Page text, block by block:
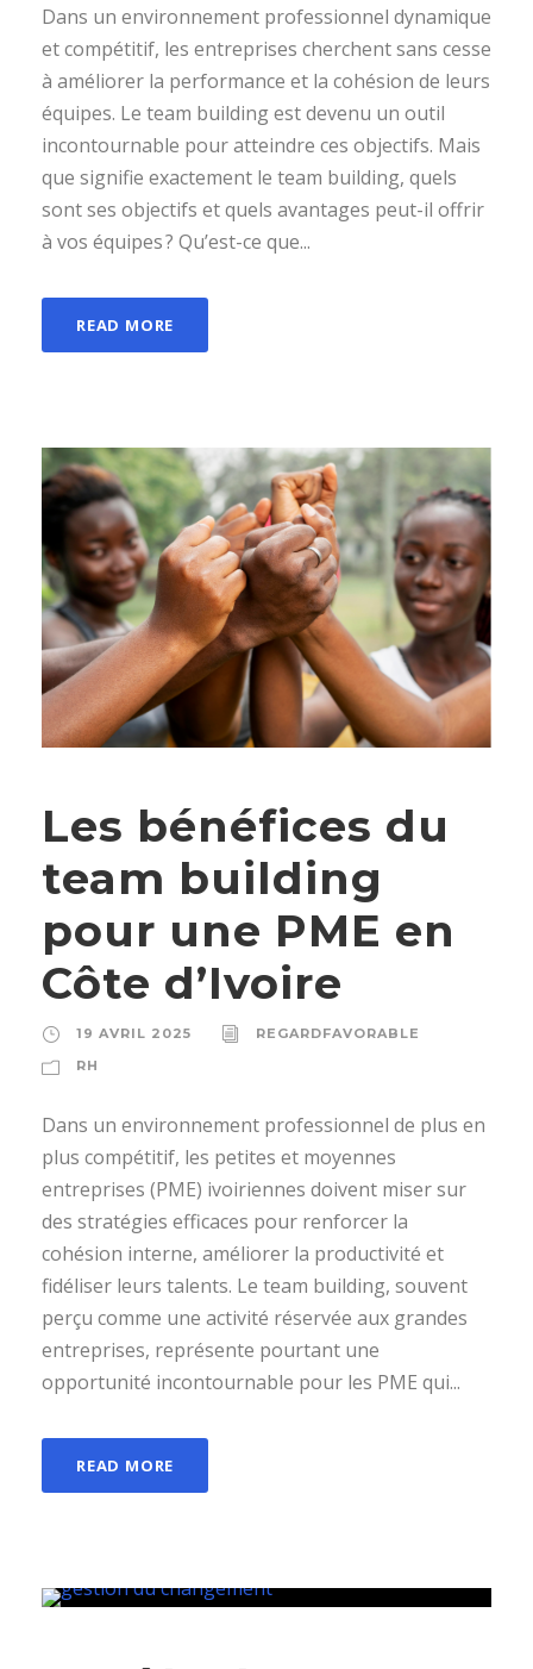
Dans un environnement professionnel dynamique
et compétitif, les entreprises cherchent sans cesse
à améliorer la performance et la cohésion de leurs
équipes. Le team building est devenu un outil
incontournable pour atteindre ces objectifs. Mais
que signifie exactement le team building, quels
sont ses objectifs et quels avantages peut-il offrir
à vos équipes ? Qu’est-ce que...
READ MORE
Les bénéfices du
team building
pour une PME en
Côte d’Ivoire
19 AVRIL 2025
REGARDFAVORABLE
RH
Dans un environnement professionnel de plus en
plus compétitif, les petites et moyennes
entreprises (PME) ivoiriennes doivent miser sur
des stratégies efficaces pour renforcer la
cohésion interne, améliorer la productivité et
fidéliser leurs talents. Le team building, souvent
perçu comme une activité réservée aux grandes
entreprises, représente pourtant une
opportunité incontournable pour les PME qui...
READ MORE